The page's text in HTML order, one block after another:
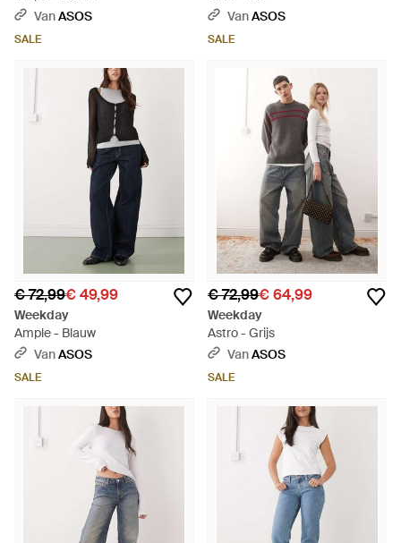
VanASOS
SALE
VanASOS
SALE
€ 72,99€ 49,99
Weekday
Ample - Blauw
VanASOS
SALE
€ 72,99€ 64,99
Weekday
Astro - Grijs
VanASOS
SALE